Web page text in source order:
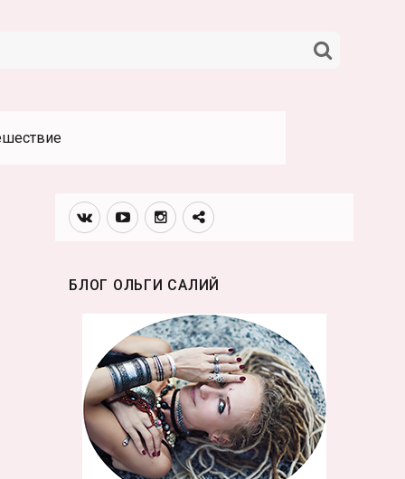
Вконтакте
YoutubeИнстаграмм
Телеграм
БЛОГ ОЛЬГИ САЛИЙ